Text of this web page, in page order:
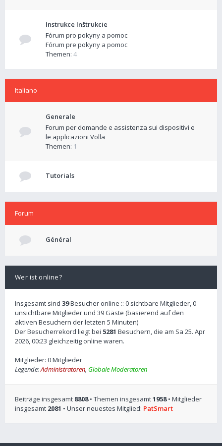
Instrukce Inštrukcie
Fórum pro pokyny a pomoc
Fórum pre pokyny a pomoc
Themen: 4
Italiano
Generale
Forum per domande e assistenza sui dispositivi e
le applicazioni Volla
Themen: 1
Tutorials
Forum
Général
Wer ist online?
Insgesamt sind 39Besucher online :: 0 sichtbare Mitglieder, 0
unsichtbare Mitglieder und 39 Gäste (basierend auf den
aktiven Besuchern der letzten 5 Minuten)
Der Besucherrekord liegt bei 5281 Besuchern, die am Sa 25. Apr
2026, 00:23 gleichzeitig online waren.
Mitglieder: 0 Mitglieder
Legende:Administratoren, Globale Moderatoren
Beiträge insgesamt 8808• Themen insgesamt1958• Mitglieder
insgesamt 2081 • Unser neuestes Mitglied: PatSmart